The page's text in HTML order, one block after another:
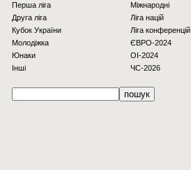
Перша ліга
Друга ліга
Кубок України
Молодіжка
Юнаки
Інші
Міжнародні
Ліга націй
Ліга конференцій
ЄВРО-2024
OI-2024
ЧС-2026